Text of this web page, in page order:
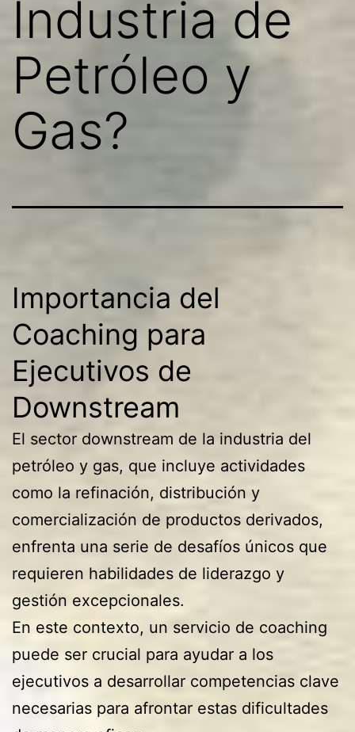
Industria de
Petróleo y
Gas?
Importancia del
Coaching para
Ejecutivos de
Downstream
El sector downstream de la industria del
petróleo y gas, que incluye actividades
como la refinación, distribución y
comercialización de productos derivados,
enfrenta una serie de desafíos únicos que
requieren habilidades de liderazgo y
gestión excepcionales.
En este contexto, un servicio de coaching
puede ser crucial para ayudar a los
ejecutivos a desarrollar competencias clave
necesarias para afrontar estas dificultades